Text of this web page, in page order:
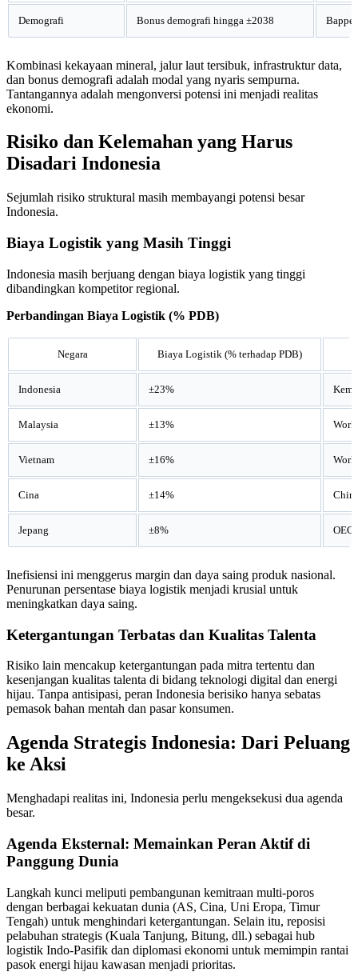
Demografi Bonus demografi hingga ±2038
Kombinasi kekayaan mineral, jalur laut tersibuk, infrastruktur data,
dan bonus demografi adalah modal yang nyaris sempurna.
Tantangannya adalah mengonversi potensi ini menjadi realitas
ekonomi.
Risiko dan Kelemahan yang Harus
Disadari Indonesia
Sejumlah risiko struktural masih membayangi potensi besar
Indonesia.
Biaya Logistik yang Masih Tinggi
Indonesia masih berjuang dengan biaya logistik yang tinggi
dibandingkan kompetitor regional.
Perbandingan Biaya Logistik (% PDB)
Negara Biaya Logistik (% terhadap PDB)
Indonesia ±23%
Malaysia ±13%
Vietnam ±16%
Cina ±14%
Jepang ±8%
Inefisiensi ini menggerus margin dan daya saing produk nasional.
Penurunan persentase biaya logistik menjadi krusial untuk
meningkatkan daya saing.
Ketergantungan Terbatas dan Kualitas Talenta
Risiko lain mencakup ketergantungan pada mitra tertentu dan
kesenjangan kualitas talenta di bidang teknologi digital dan energi
hijau. Tanpa antisipasi, peran Indonesia berisiko hanya sebatas
pemasok bahan mentah dan pasar konsumen.
Agenda Strategis Indonesia: Dari Peluang
ke Aksi
Menghadapi realitas ini, Indonesia perlu mengeksekusi dua agenda
besar.
Agenda Eksternal: Memainkan Peran Aktif di
Panggung Dunia
Langkah kunci meliputi pembangunan kemitraan multi-poros
dengan berbagai kekuatan dunia (AS, Cina, Uni Eropa, Timur
Tengah) untuk menghindari ketergantungan. Selain itu, reposisi
pelabuhan strategis (Kuala Tanjung, Bitung, dll.) sebagai hub
logistik Indo-Pasifik dan diplomasi ekonomi untuk memimpin rantai
pasok energi hijau kawasan menjadi prioritas.